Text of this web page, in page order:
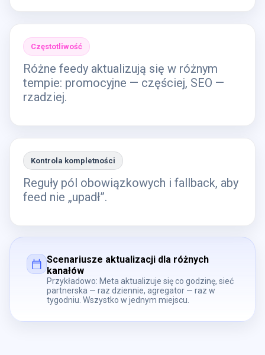
Częstotliwość
Różne feedy aktualizują się w różnym
tempie: promocyjne — częściej, SEO —
rzadziej.
Kontrola kompletności
Reguły pól obowiązkowych i fallback, aby
feed nie „upadł”.
Scenariusze aktualizacji dla różnych
kanałów
Przykładowo: Meta aktualizuje się co godzinę, sieć
partnerska — raz dziennie, agregator — raz w
tygodniu. Wszystko w jednym miejscu.